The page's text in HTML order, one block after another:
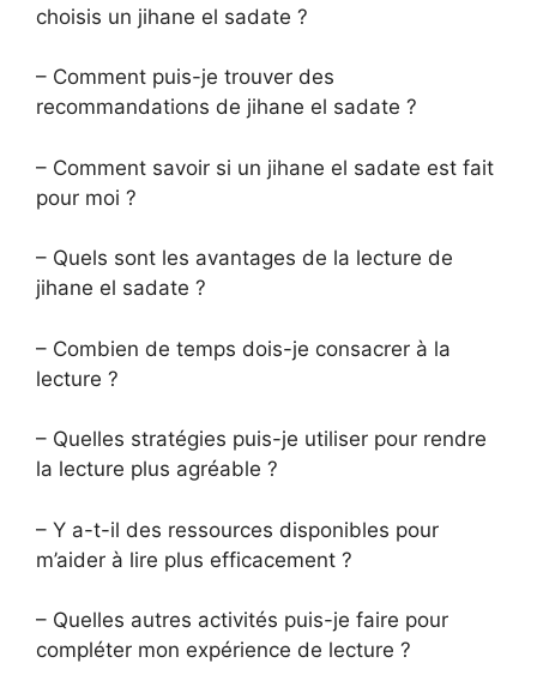
choisis un jihane el sadate ?
– Comment puis-je trouver des
recommandations de jihane el sadate ?
– Comment savoir si un jihane el sadate est fait
pour moi ?
– Quels sont les avantages de la lecture de
jihane el sadate ?
– Combien de temps dois-je consacrer à la
lecture ?
– Quelles stratégies puis-je utiliser pour rendre
la lecture plus agréable ?
– Y a-t-il des ressources disponibles pour
m’aider à lire plus efficacement ?
– Quelles autres activités puis-je faire pour
compléter mon expérience de lecture ?